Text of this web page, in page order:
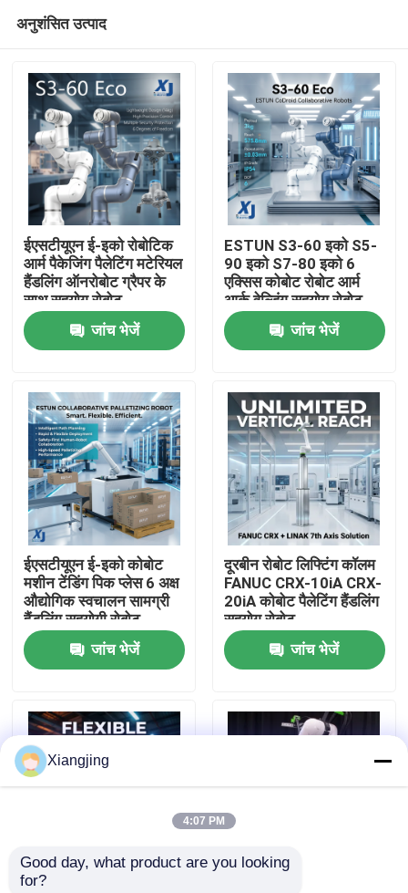
उत्पाद
वीडियो
हमारे बारे में
कारखाना भ्रमण
गुणवत्ता नियंत्रण
हमसे संपर्क करें
ब्लॉग
एक उद्धरण का अनुरोध करें
औद्योगिक रोबोट बांह
अनुशंसित उत्पाद
ईएसटीयूएन ई-इको रोबोटिक
आर्म पैकेजिंग पैलेटिंग मटेरियल
हैंडलिंग ऑनरोबोट ग्रैपर के
साथ सहयोग रोबोट
जांच भेजें
ESTUN S3-60 इको S5-
90 इको S7-80 इको 6
एक्सिस कोबोट रोबोट आर्म
आर्क वेल्डिंग सहयोग रोबोट
सीएनजीबीएस वेल्डिंग
पोजिशनिंग जांच भेजें
ईएसटीयूएन ई-इको कोबोट
मशीन टेंडिंग पिक प्लेस 6 अक्ष
औद्योगिक स्वचालन सामग्री
हैंडलिंग सहयोगी रोबोट
जांच भेजें
दूरबीन रोबोट लिफ्टिंग कॉलम
FANUC CRX-10iA CRX-
20iA कोबोट पैलेटिंग हैंडलिंग
सहयोग रोबोट
जांच भेजें
LINAK एलिवेट लिफ्टिंग
Xiangjing
4:07 PM
Good day, what product are you looking
for?